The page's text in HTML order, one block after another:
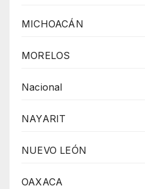
MICHOACÁN
MORELOS
Nacional
NAYARIT
NUEVO LEÓN
OAXACA